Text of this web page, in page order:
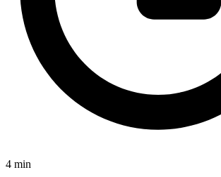
4 min